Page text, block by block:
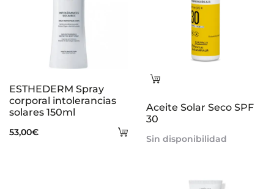
Añadir
ESTHEDERM Spray
corporal intolerancias
solares 150ml
53,00€
Leer
Aceite Solar Seco SPF
30
Sin disponibilidad